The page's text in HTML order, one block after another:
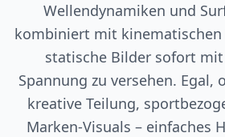
Wellendynamiken und
kombiniert mit
statische Bilder sofort
Spannung zu versehen. Egal,
kreative Teilung,
Marken-Visuals – einfaches